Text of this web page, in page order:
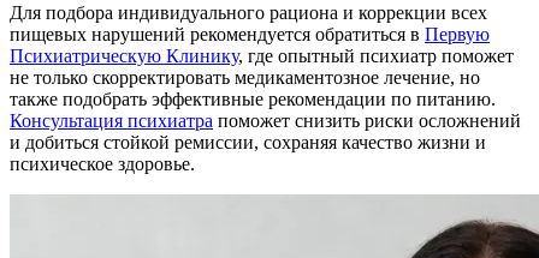
Для подбора индивидуального рациона и коррекции всех
пищевых нарушений рекомендуется обратиться в Первую
Психиатрическую Клинику, где опытный психиатр поможет
не только скорректировать медикаментозное лечение, но
также подобрать эффективные рекомендации по питанию.
Консультация психиатра поможет снизить риски осложнений
и добиться стойкой ремиссии, сохраняя качество жизни и
психическое здоровье.